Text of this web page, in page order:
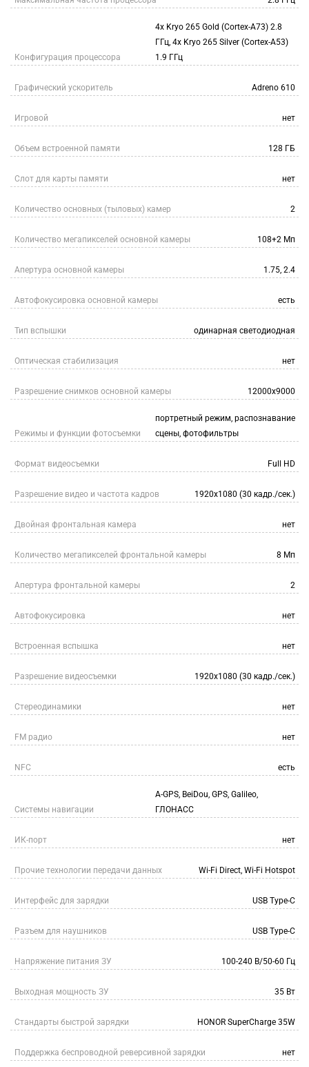
Конфигурация процессора
4x Kryo 265 Gold (Cortex-A73) 2.8
ГГц, 4x Kryo 265 Silver (Cortex-A53)
1.9 ГГц
Графический ускоритель Adreno 610
Игровой нет
Объем встроенной памяти 128 ГБ
Слот для карты памяти нет
Количество основных (тыловых) камер 2
Количество мегапикселей основной камеры 108+2 Мп
Апертура основной камеры 1.75, 2.4
Автофокусировка основной камеры есть
Тип вспышки одинарная светодиодная
Оптическая стабилизация нет
Разрешение снимков основной камеры 12000x9000
Режимы и функции фотосъемки
портретный режим, распознавание
сцены, фотофильтры
Формат видеосъемки Full HD
Разрешение видео и частота кадров 1920x1080 (30 кадр./сек.)
Двойная фронтальная камера нет
Количество мегапикселей фронтальной камеры 8 Мп
Апертура фронтальной камеры 2
Автофокусировка нет
Встроенная вспышка нет
Разрешение видеосъемки 1920x1080 (30 кадр./сек.)
Стереодинамики нет
FM радио нет
NFC есть
Системы навигации
A-GPS, BeiDou, GPS, Galileo,
ГЛОНАСС
ИК-порт нет
Прочие технологии передачи данных Wi-Fi Direct, Wi-Fi Hotspot
Интерфейс для зарядки USB Type-C
Разъем для наушников USB Type-C
Напряжение питания ЗУ 100-240 В/50-60 Гц
Выходная мощность ЗУ 35 Вт
Стандарты быстрой зарядки HONOR SuperCharge 35W
Поддержка беспроводной реверсивной зарядки нет